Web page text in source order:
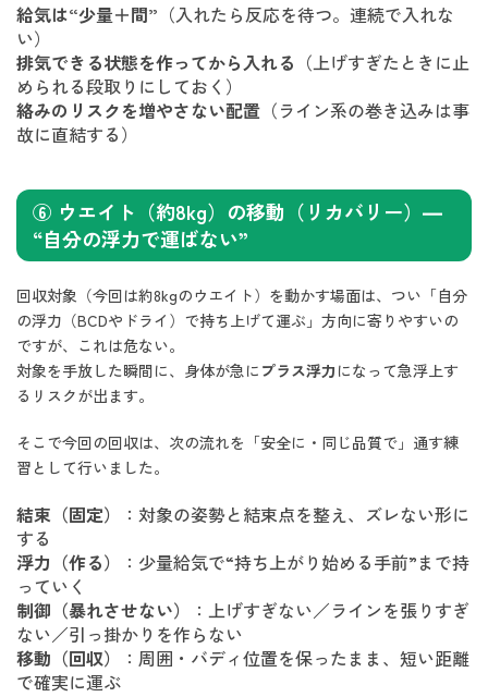
給気は“少量＋間” （入れたら反応を待つ。連続で入れな
い）
排気できる状態を作ってから入れる （上げすぎたときに止
められる段取りにしておく）
絡みのリスクを増やさない配置 （ライン系の巻き込みは事
故に直結する）
⑥ ウエイト（約8kg）の移動（リカバリー）—
“自分の浮力で運ばない”
回収対象（今回は約8kgのウエイト）を動かす場面は、つい「自分
の浮力（BCDやドライ）で持ち上げて運ぶ」方向に寄りやすいの
ですが、これは危ない。
対象を手放した瞬間に、身体が急に プラス浮力 になって急浮上す
るリスクが出ます。
そこで今回の回収は、次の流れを「安全に・同じ品質で」通す練
習として行いました。
結束（固定）
：対象の姿勢と結束点を整え、ズレない形に
する
浮力（作る）
：少量給気で“持ち上がり始める手前”まで持
っていく
制御（暴れさせない）
：上げすぎない／ラインを張りすぎ
ない／引っ掛かりを作らない
移動（回収）
：周囲・バディ位置を保ったまま、短い距離
で確実に運ぶ